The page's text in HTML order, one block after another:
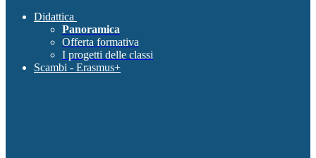
Didattica
Panoramica
Offerta formativa
I progetti delle classi
Scambi - Erasmus+